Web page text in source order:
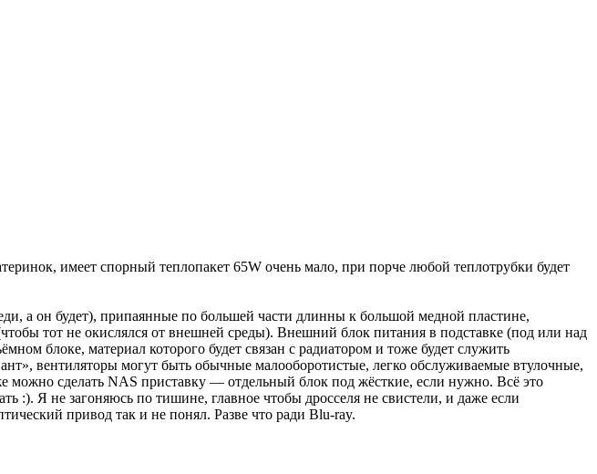
имеет спорный теплопакет 65W очень мало, при порче любой теплотрубки будет
а он будет), припаянные по большей части длинны к большой медной пластине,
тот не окислялся от внешней среды). Внешний блок питания в подставке (под или над
блоке, материал которого будет связан с радиатором и тоже будет служить
вентиляторы могут быть обычные малооборотистые, легко обслуживаемые втулочные,
можно сделать NAS приставку — отдельный блок под жёсткие, если нужно. Всё это
:). Я не загоняюсь по тишине, главное чтобы дросселя не свистели, и даже если
привод так и не понял. Разве что ради Blu-ray.